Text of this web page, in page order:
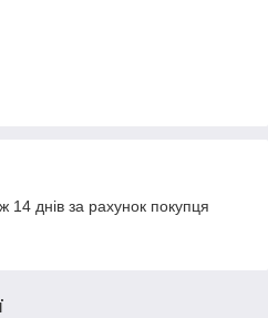
днів за рахунок покупця